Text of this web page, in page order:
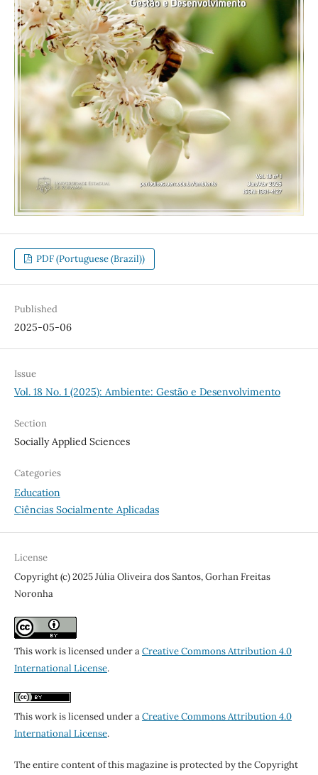
P´DF (Portuguese (Brazil))
Published
2025-05-06
Issue
Vol. 18 No. 1 (2025): Ambiente: Gestão e Desenvolvimento
Section
Socially Applied Sciences
Categories
Education
Ciências Socialmente Aplicadas
License
Copyright (c) 2025 Júlia Oliveira dos Santos, Gorhan Freitas
Noronha
This work is licensed under aCreative Commons Attribution 4.0
International License.
This work is licensed under aCreative Commons Attribution 4.0
International License.
The entire content of this magazine is protected by the Copyright